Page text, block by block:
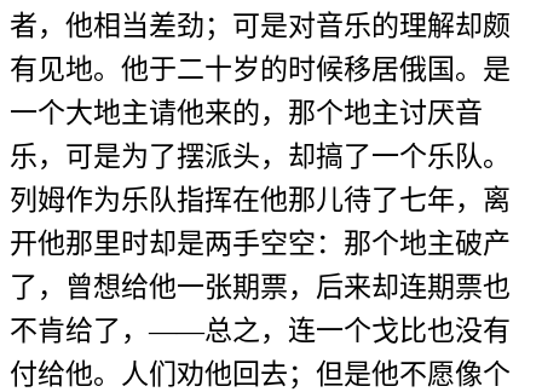
者，他相当差劲；可是对音乐的理解却颇
有见地。他于二十岁的时候移居俄国。是
一个大地主请他来的，那个地主讨厌音
乐，可是为了摆派头，却搞了一个乐队。
列姆作为乐队指挥在他那儿待了七年，离
开他那里时却是两手空空：那个地主破产
了，曾想给他一张期票，后来却连期票也
不肯给了，——总之，连一个戈比也没有
付给他。人们劝他回去；但是他不愿像个